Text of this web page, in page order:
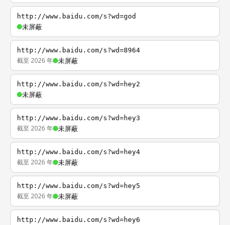
http://www.baidu.com/s?wd=god
未屏蔽
http://www.baidu.com/s?wd=8964
截至 2026 年 未屏蔽
http://www.baidu.com/s?wd=hey2
未屏蔽
http://www.baidu.com/s?wd=hey3
截至 2026 年 未屏蔽
http://www.baidu.com/s?wd=hey4
截至 2026 年 未屏蔽
http://www.baidu.com/s?wd=hey5
截至 2026 年 未屏蔽
http://www.baidu.com/s?wd=hey6